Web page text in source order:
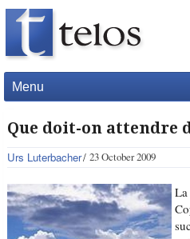
Menu
Que doit-on attendre
Urs Luterbacher 23 October 2009